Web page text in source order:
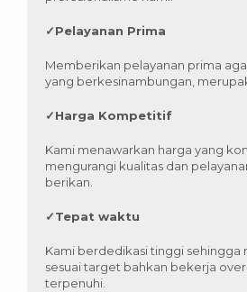
✓Pelayanan Prima
Memberikan pelayanan prima
yang berkesinambungan,
✓Harga Kompetitif
Kami menawarkan harga yang
mengurangi kualitas dan
berikan.
✓Tepat waktu
Kami berdedikasi tinggi sehingga
sesuai target bahkan bekerja
terpenuhi.